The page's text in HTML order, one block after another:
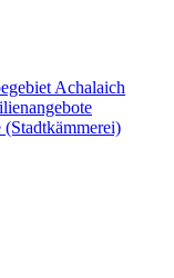
Achalaich
(Stadtkämmerei)